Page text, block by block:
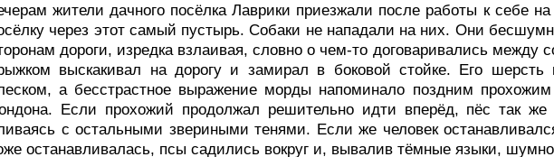
жители дачного посёлка Лаврики приезжали после работы к себе
через этот самый пустырь. Собаки не нападали на них. Они
дороги, изредка взлаивая, словно о чем-то договаривались между
выскакивал на дорогу и замирал в боковой стойке. Его шерсть
а бесстрастное выражение морды напоминало поздним
Если прохожий продолжал решительно идти вперёд, пёс так
с остальными звериными тенями. Если же человек
останавливалась, псы садились вокруг и, вывалив тёмные языки,